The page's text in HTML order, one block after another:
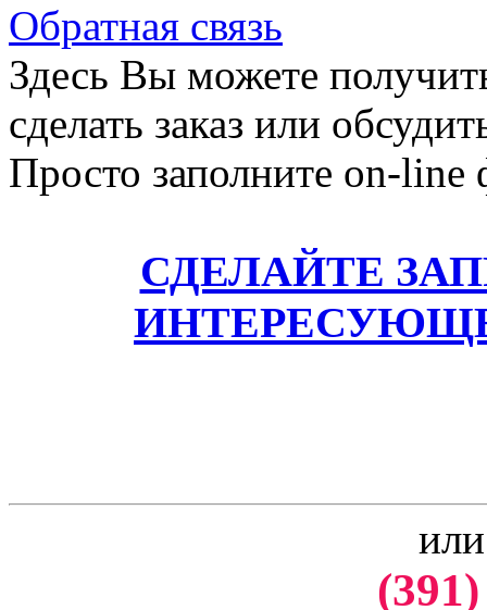
Обратная связь
Здесь Вы можете
сделать заказ или
Просто заполните on-
СДЕЛАЙТЕ